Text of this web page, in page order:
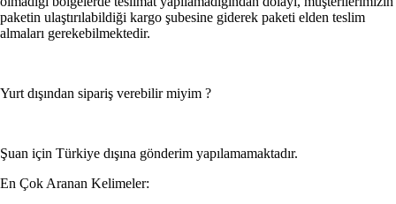
paketin ulaştırılabildiği kargo şubesine giderek paketi elden teslim
almaları gerekebilmektedir.
Yurt dışından sipariş verebilir miyim ?
Şuan için Türkiye dışına gönderim yapılamamaktadır.
En Çok Aranan Kelimeler: